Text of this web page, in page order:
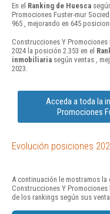
En el Ranking de Huesca
Promociones Fuster-mur
965 , mejorando en 645
Construcciones Y
2024 la posición 2.353 en el
inmobiliaria según ventas ,
2023.
Acceda a toda la
Promociones
Evolución posiciones
A continuación le mostramos
Construcciones Y
de los rankings según sus